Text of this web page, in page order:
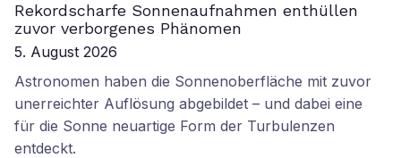
Rekordscharfe Sonnenaufnahmen enthüllen
zuvor verborgenes Phänomen
5. August 2026
Astronomen haben die Sonnenoberfläche mit zuvor
unerreichter Auflösung abgebildet – und dabei eine
für die Sonne neuartige Form der Turbulenzen
entdeckt.